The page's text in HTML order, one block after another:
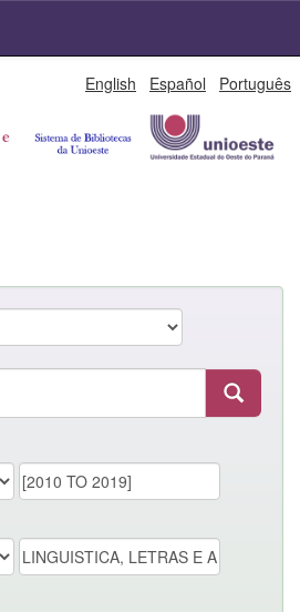
English Español Português